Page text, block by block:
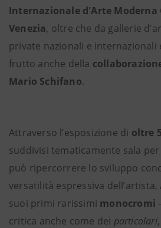
Internazionale d'Arte Moderna
Venezia, oltre che da gallerie
private nazionali e internazionali
frutto anche della
Mario Schifano.
Attraverso l’esposizione di oltre
suddivisi tematicamente sala
può ripercorrere lo sviluppo
versatilità espressiva
suoi primi rarissimi monocromi
critica anche come dei particolari